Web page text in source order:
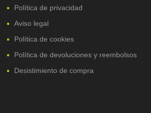
Política de privacidad
Aviso legal
Política de cookies
Política de devoluciones y reembolsos
Desistimiento de compra